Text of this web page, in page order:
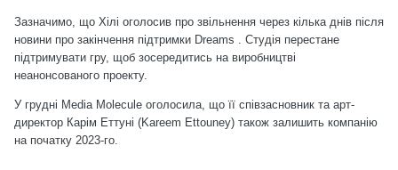
Зазначимо, що Хілі оголосив про звільнення через кілька днів після
новини про закінчення підтримки Dreams . Студія перестане
підтримувати гру, щоб зосередитись на виробництві
неанонсованого проекту.
У грудні Media Molecule оголосила, що її співзасновник та арт-
директор Карім Еттуні (Kareem Ettouney) також залишить компанію
на початку 2023-го.